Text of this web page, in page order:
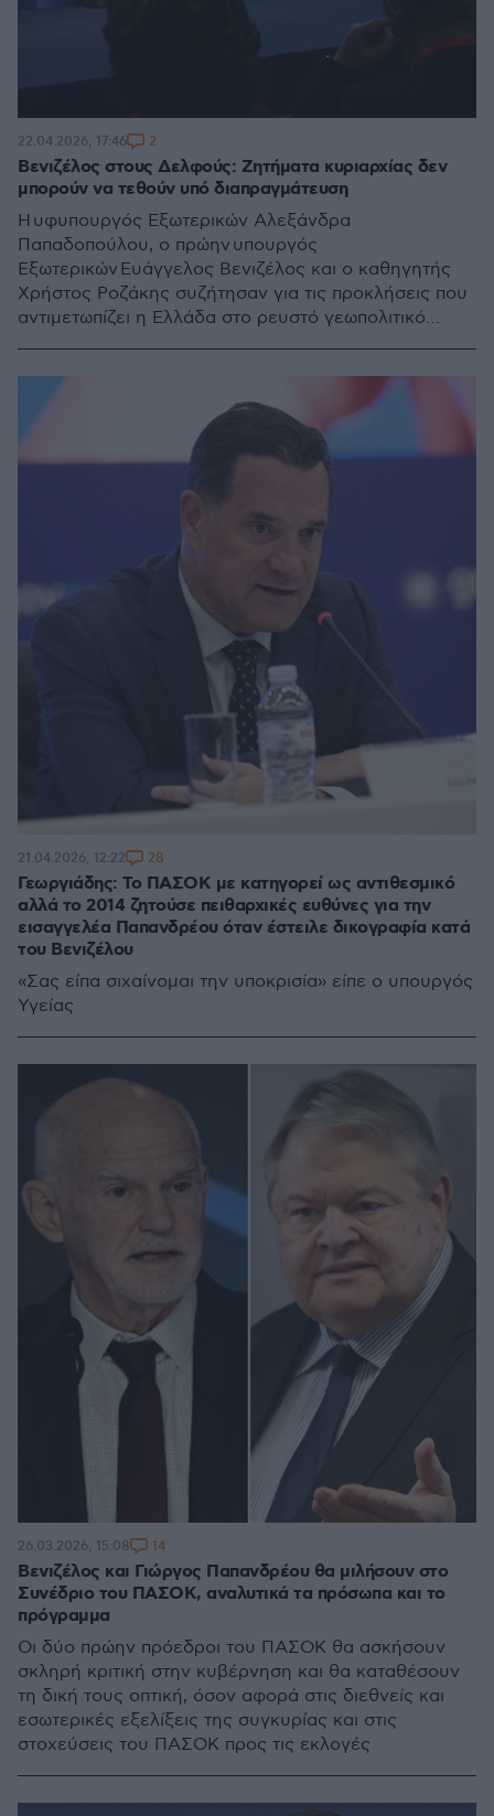
Βενιζέλος στους Δελφούς: Ζητήματα κυριαρχίας δεν
μπορούν να τεθούν υπό διαπραγμάτευση
Η υφυπουργός Εξωτερικών Αλεξάνδρα
Παπαδοπούλου, ο πρώην υπουργός
Εξωτερικών Ευάγγελος Βενιζέλος και ο καθηγητής
Χρήστος Ροζάκης συζήτησαν για τις προκλήσεις που
αντιμετωπίζει η Ελλάδα στο ρευστό γεωπολιτικό
22.04.2026, 17:46 2
Γεωργιάδης: Το ΠΑΣΟΚ με κατηγορεί ως αντιθεσμικό
αλλά το 2014 ζητούσε πειθαρχικές ευθύνες για την
εισαγγελέα Παπανδρέου όταν έστειλε δικογραφία κατά
του Βενιζέλου
«Σας είπα σιχαίνομαι την υποκρισία» είπε ο υπουργός
Υγείας
21.04.2026, 12:22 28
Βενιζέλος και Γιώργος Παπανδρέου θα μιλήσουν στο
Συνέδριο του ΠΑΣΟΚ, αναλυτικά τα πρόσωπα και το
πρόγραμμα
Οι δύο πρώην πρόεδροι του ΠΑΣΟΚ θα ασκήσουν
σκληρή κριτική στην κυβέρνηση και θα καταθέσουν
τη δική τους οπτική, όσον αφορά στις διεθνείς και
εσωτερικές εξελίξεις της συγκυρίας και στις
στοχεύσεις του ΠΑΣΟΚ προς τις εκλογές
26.03.2026, 15:08 14